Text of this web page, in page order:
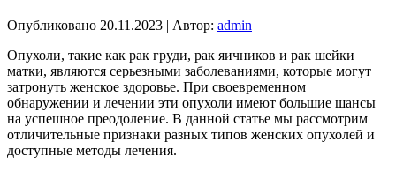
Опубликовано 20.11.2023 | Автор: admin
Опухоли, такие как рак груди, рак яичников и рак шейки
матки, являются серьезными заболеваниями, которые могут
затронуть женское здоровье. При своевременном
обнаружении и лечении эти опухоли имеют большие шансы
на успешное преодоление. В данной статье мы рассмотрим
отличительные признаки разных типов женских опухолей и
доступные методы лечения.